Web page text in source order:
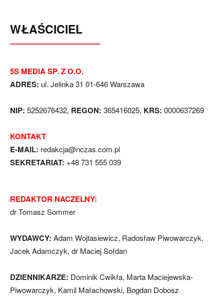
WŁAŚCICIEL
5S MEDIA SP. Z O.O.
ADRES: ul. Jelinka 31 01-646 Warszawa
NIP: 5252676432, REGON: 365416025, KRS: 0000637269
KONTAKT
E-MAIL: redakcja@nczas.com.pl
SEKRETARIAT: +48 731 555 039
REDAKTOR NACZELNY:
dr Tomasz Sommer
WYDAWCY: Adam Wojtasiewicz, Radosław Piwowarczyk,
Jacek Adamczyk, dr Maciej Sołdan
DZIENNIKARZE: Dominik Cwikła, Marta Maciejewska-
Piwowarczyk, Kamil Małachowski, Bogdan Dobosz